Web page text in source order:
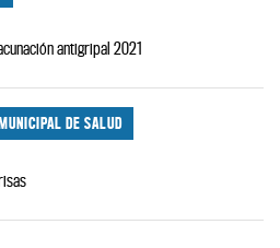
antigripal 2021
DE SALUD